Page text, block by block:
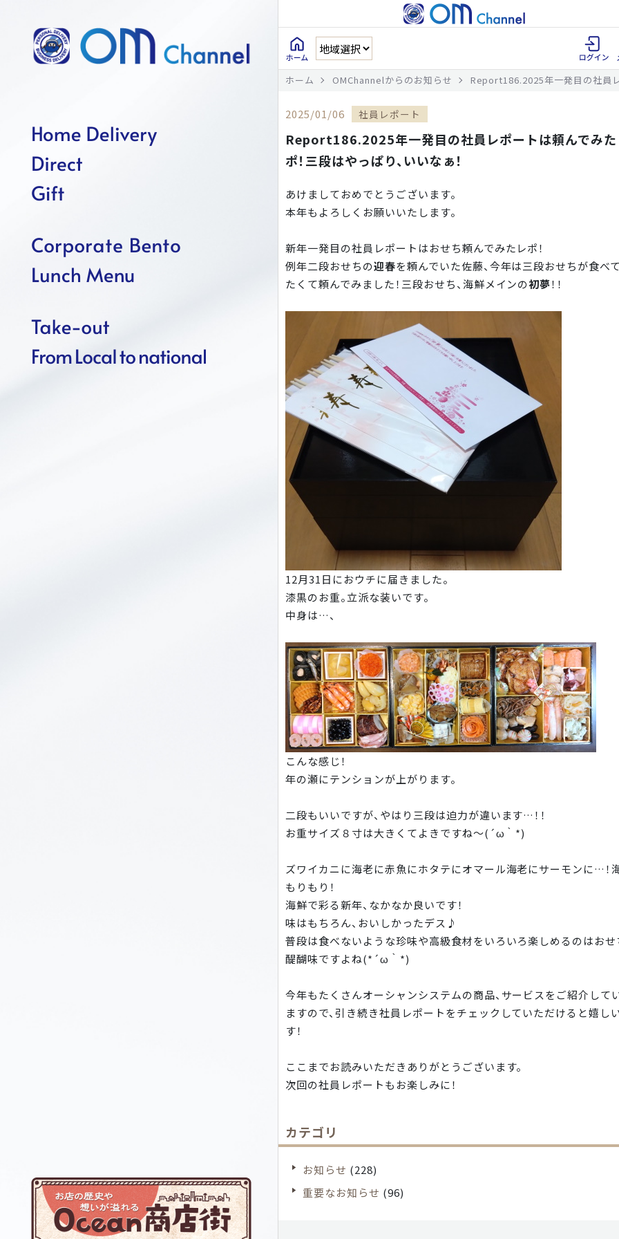
ホーム OMChannelからのお知らせ Report186.2025年一発目の社員
2025/01/06 社員レポート
Report186.2025年一発目の社員レポートは頼んでみ
ポ！三段はやっぱり、いいなぁ！
あけましておめでとうございます。
本年もよろしくお願いいたします。
新年一発目の社員レポートはおせち頼んでみたレポ！
例年二段おせちの迎春を頼んでいた佐藤、今年は三段おせちが食べ
たくて頼んでみました！三段おせち、海鮮メインの初夢！！
12月31日におウチに届きました。
漆黒のお重。立派な装いです。
中身は…、
こんな感じ！
年の瀬にテンションが上がります。
二段もいいですが、やはり三段は迫力が違います…！！
お重サイズ８寸は大きくてよきですね～(´ω｀*)
ズワイカニに海老に赤魚にホタテにオマール海老にサーモンに…！
もりもり！
海鮮で彩る新年、なかなか良いです！
味はもちろん、おいしかったデス♪
普段は食べないような珍味や高級食材をいろいろ楽しめるのはお
醍醐味ですよね(*´ω｀*)
今年もたくさんオーシャンシステムの商品、サービスをご紹介して
ますので、引き続き社員レポートをチェックしていただけると嬉し
す！
ここまでお読みいただきありがとうございます。
次回の社員レポートもお楽しみに！
カテゴリ
お知らせ (228)
重要なお知らせ (96)